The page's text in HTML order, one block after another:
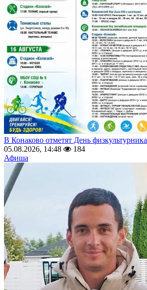
В Конаково отметят День физкультурника
05.08.2026, 14:48
184
Афиша